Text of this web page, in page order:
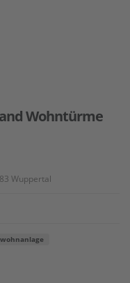
Wohntürme
Wuppertal